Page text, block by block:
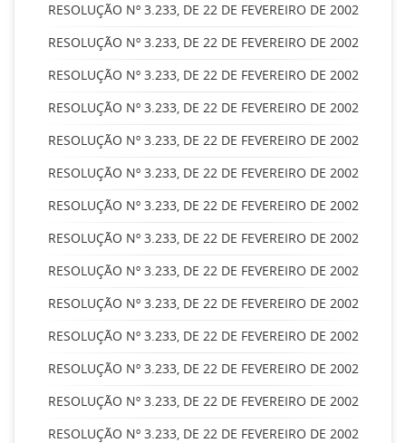
RESOLUÇÃO Nº 3.233, DE 22 DE FEVEREIRO DE 2002
RESOLUÇÃO Nº 3.233, DE 22 DE FEVEREIRO DE 2002
RESOLUÇÃO Nº 3.233, DE 22 DE FEVEREIRO DE 2002
RESOLUÇÃO Nº 3.233, DE 22 DE FEVEREIRO DE 2002
RESOLUÇÃO Nº 3.233, DE 22 DE FEVEREIRO DE 2002
RESOLUÇÃO Nº 3.233, DE 22 DE FEVEREIRO DE 2002
RESOLUÇÃO Nº 3.233, DE 22 DE FEVEREIRO DE 2002
RESOLUÇÃO Nº 3.233, DE 22 DE FEVEREIRO DE 2002
RESOLUÇÃO Nº 3.233, DE 22 DE FEVEREIRO DE 2002
RESOLUÇÃO Nº 3.233, DE 22 DE FEVEREIRO DE 2002
RESOLUÇÃO Nº 3.233, DE 22 DE FEVEREIRO DE 2002
RESOLUÇÃO Nº 3.233, DE 22 DE FEVEREIRO DE 2002
RESOLUÇÃO Nº 3.233, DE 22 DE FEVEREIRO DE 2002
RESOLUÇÃO Nº 3.233, DE 22 DE FEVEREIRO DE 2002